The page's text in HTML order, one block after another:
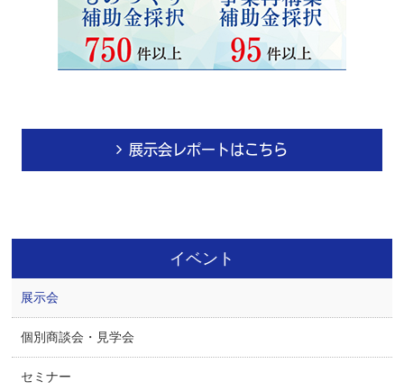
展示会レポートはこちら
イベント
展示会
個別商談会・見学会
セミナー